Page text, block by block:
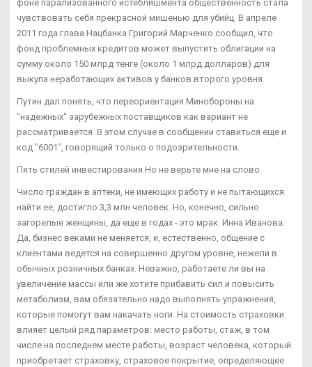
фоне парализованного истеблишмента общественность стала
чувствовать себя прекрасной мишенью для убийц. В апреле
2011 года глава Нацбанка Григорий Марченко сообщил, что
фонд проблемных кредитов может выпустить облигации на
сумму около 150 млрд тенге (около 1 млрд долларов) для
выкупа неработающих активов у банков второго уровня.
Путин дал понять, что переориентация Минобороны на
"надежных" зарубежных поставщиков как вариант не
рассматривается. В этом случае в сообщении ставиться еще и
код "6001", говорящий только о подозрительности.
Пять стилей инвестирования Но не верьте мне на слово.
Число граждан в аптеки, не имеющих работу и не пытающихся
найти ее, достигло 3,3 млн человек. Но, конечно, сильно
загорелые женщины, да еще в годах - это мрак. Инна Иванова:
Да, бизнес веками не меняется, и, естественно, общение с
клиентами ведется на совершенно другом уровне, нежели в
обычных розничных банках. Неважно, работаете ли вы на
увеличение массы или же хотите прибавить сил и повысить
метаболизм, вам обязательно надо выполнять упражнения,
которые помогут вам накачать ноги. На стоимость страховки
влияет целый ряд параметров: место работы, стаж, в том
числе на последнем месте работы, возраст человека, который
приобретает страховку, страховое покрытие, определяющее